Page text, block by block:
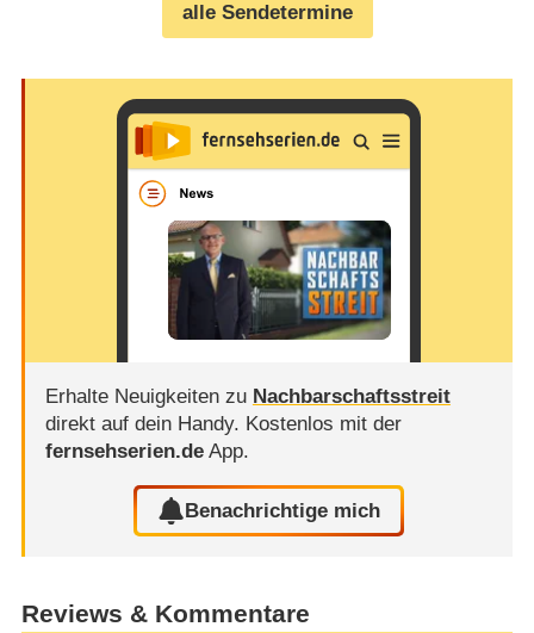
alle Sendetermine
Erhalte Neuigkeiten zu Nachbarschaftsstreit
direkt auf dein Handy. Kostenlos mit der
fernsehserien.deApp.
Benachrichtige mich
Reviews & Kommentare